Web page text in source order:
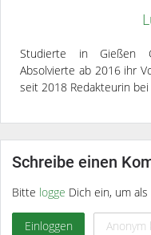
Studierte in Gießen
Absolvierte ab 2016 ihr
seit 2018 Redakteurin
Schreibe einen
Bitte logge Dich ein, um
Einloggen Anonym